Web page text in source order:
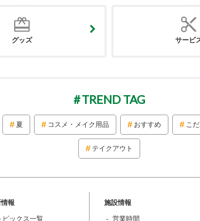
グッズ サービ
TREND TAG
夏 コスメ・メイク用品 おすすめ こ
テイクアウト
報
ピックス一覧
施設情報
営業時間